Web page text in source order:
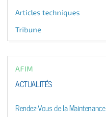
Articles techniques
Tribune
AFIM
ACTUALITÉS
Rendez-Vous de la Maintenance